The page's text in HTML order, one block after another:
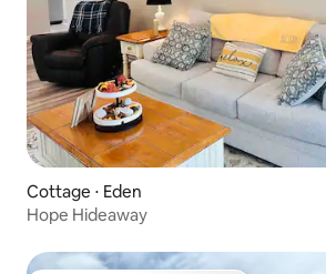
Cottage ⋅ Eden
Hope Hideaway